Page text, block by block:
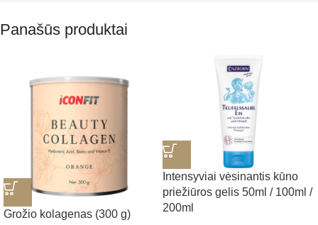
Panašūs produktai
Grožio kolagenas (300 g)
Intensyviai vėsinantis kūno
priežiūros gelis 50ml / 100ml /
200ml